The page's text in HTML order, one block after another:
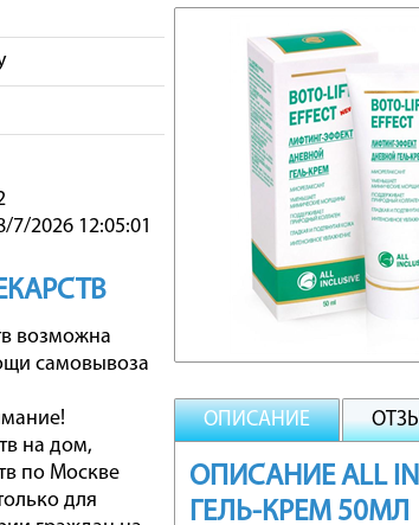
7/2026 12:05:01
возможна
самовывоза
на дом,
по Москве
для
ОПИСАНИЕ
ОПИСАНИЕ ALL
ГЕЛЬ-КРЕМ 50МЛ